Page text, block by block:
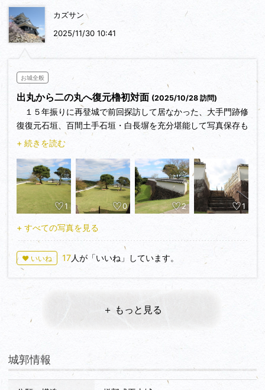
カズサン
2025/11/30 10:41
お城全般
出丸から二の丸へ復元櫓初対面 (2025/10/28 訪問)
１５年振りに再登城で前回探訪して居なかった、大手門跡修
復復元石垣、百間土手石垣・白長塀を充分堪能して写真保存も
OK、富岡城中腹の前回駐めた駐車場を目指す、建物は閉まっ
て居り閑散としてるのでその上の二の丸西側駐車場を利用す
る。
二の丸西駐車場から出丸へ、周囲には白土塀が立ち、芝は奇
麗に刈って有りよく整備されている、青空と海に映えている、
二の丸北虎口より進入、初対面の西櫓、東櫓、長屋を撮影す
る。三つの櫓は平成２６年、１０年前に復元されてそうです、
長屋は翌年の平成２７年７月に苓北町歴史資料館としてオープ
資料館には入館料１００円払いリフレットを頂き見学閲覧、
新しい櫓が出来てから１０年経っての見学は、やはり天草富
岡城は遠いと、幹線道路高速道からも遠く気楽には来れない感
+ 続きを読む
1 0 2 1
+ すべての写真を見る
♥ いいね 17人が「いいね」しています。
＋ もっと見る
城郭情報